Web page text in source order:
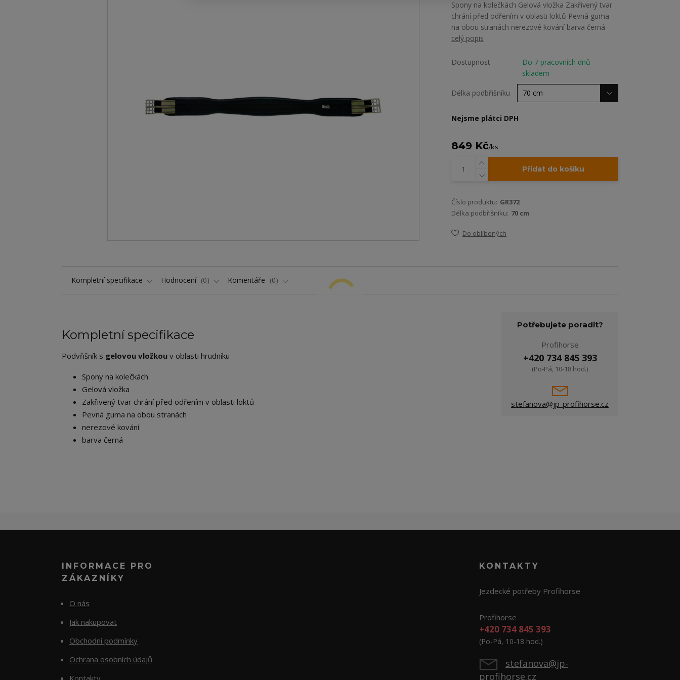
Spony na kolečkách Gelová vložka Zakřivený tvar
chrání před odřením v oblasti loktů Pevná guma
na obou stranách nerezové kování barva černá
celý popis
Dostupnost
Do 7 pracovních dnů
skladem
Délka podbřišníku
Nejsme plátci DPH
849 Kč/ks
Přidat do košíku
Číslo produktu: GR372
Délka podbřišníku: 70 cm
Do oblíbených
Kompletní specifikace Hodnocení 0 Komentáře 0
Kompletní specifikace
Podvřišník s gelovou vložkou v oblasti hrudníku
Spony na kolečkách
Gelová vložka
Zakřivený tvar chrání před odřením v oblasti loktů
Pevná guma na obou stranách
nerezové kování
barva černá
Potřebujete poradit?
Profihorse
+420 734 845 393
(Po-Pá, 10-18 hod.)
stefanova@jp-profihorse.cz
INFORMACE PRO
ZÁKAZNÍKY
O nás
Jak nakupovat
Obchodní podmínky
Ochrana osobních údajů
KONTAKTY
Jezdecké potřeby Profihorse
Profihorse
+420 734 845 393
(Po-Pá, 10-18 hod.)
stefanova@jp-
profihorse.cz